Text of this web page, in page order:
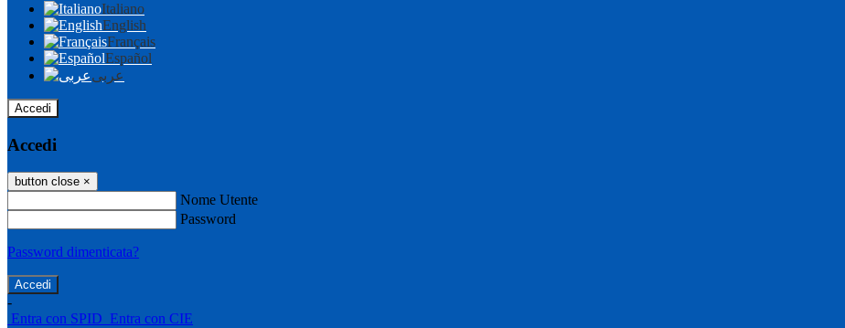
Italiano
English
Français
Español
عربى
Accedi
Accedi
button close ×
Nome Utente
Password
Password dimenticata?
-
Entra con SPID Entra con CIE